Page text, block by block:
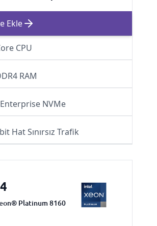
Ekle
CPU
RAM
Enterprise NVMe
Hat Sınırsız Trafik
Platinum 8160